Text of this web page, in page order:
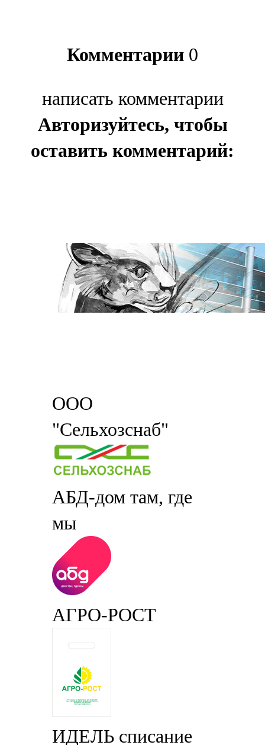
Комментарии 0
написать комментарии
Авторизуйтесь, чтобы
оставить комментарий:
ООО
"Сельхозснаб"
АБД-дом там, где
мы
АГРО-РОСТ
ИДЕЛЬ списание